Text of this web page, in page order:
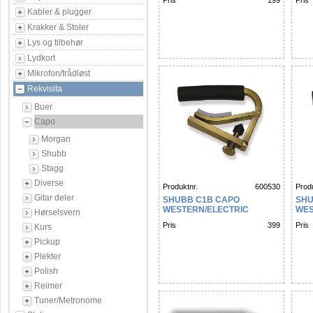
Kabler & plugger
Krakker & Stoler
Lys og tilbehør
Lydkort
Mikrofon/trådløst
Rekvisita
Buer
Capo
Morgan
Shubb
Stagg
Diverse
Gitar deler
Hørselsvern
Kurs
Pickup
Plekter
Polish
Reimer
Tuner/Metronome
Produktnr. 600530
SHUBB C1B CAPO
WESTERN/ELECTRIC
Pris 399 Pris